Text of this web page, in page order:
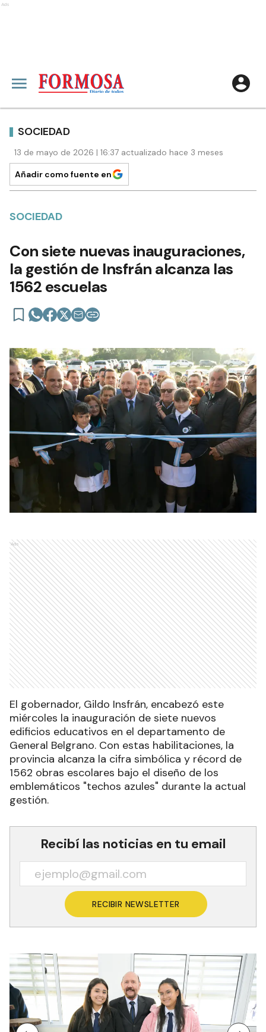
Ads
SOCIEDAD
13 de mayo de 2026 | 16:37 actualizado hace 3 meses
Añadir como fuente en
SOCIEDAD
Con siete nuevas inauguraciones,
la gestión de Insfrán alcanza las
1562 escuelas
Ads
El gobernador, Gildo Insfrán, encabezó este
miércoles la inauguración de siete nuevos
edificios educativos en el departamento de
General Belgrano. Con estas habilitaciones, la
provincia alcanza la cifra simbólica y récord de
1562 obras escolares bajo el diseño de los
emblemáticos "techos azules" durante la actual
gestión.
Recibí las noticias en tu email
RECIBIR NEWSLETTER